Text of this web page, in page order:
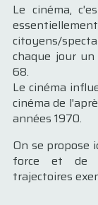
Le cinéma,
citoyens/
chaque jour
68.
Le cinéma
cinéma de
années 1970.
On se propose
force et de
trajectoires